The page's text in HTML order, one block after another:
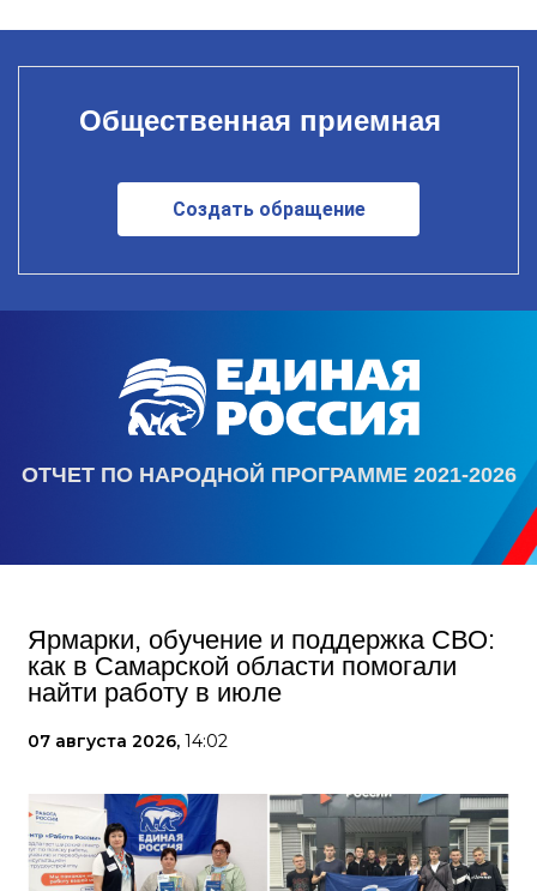
Общественная приемная
Создать обращение
ОТЧЕТ ПО НАРОДНОЙ ПРОГРАММЕ 2021-2026
Ярмарки, обучение и поддержка СВО:
как в Самарской области помогали
найти работу в июле
07 августа 2026, 14:02